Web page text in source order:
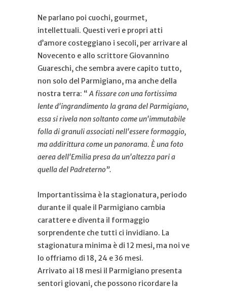
Ne parlano poi cuochi, gourmet,
intellettuali. Questi veri e propri atti
d’amore costeggiano i secoli, per arrivare al
Novecento e allo scrittore Giovannino
Guareschi, che sembra avere capito tutto,
non solo del Parmigiano, ma anche della
nostra terra: “ A fissare con una fortissima
lente d'ingrandimento la grana del Parmigiano,
essa si rivela non soltanto come un'immutabile
folla di granuli associati nell'essere formaggio,
ma addirittura come un panorama. È una foto
aerea dell'Emilia presa da un'altezza pari a
quella del Padreterno”.
Importantissima è la stagionatura, periodo
durante il quale il Parmigiano cambia
carattere e diventa il formaggio
sorprendente che tutti ci invidiano. La
stagionatura minima è di 12 mesi, ma noi ve
lo offriamo di 18, 24 e 36 mesi.
Arrivato ai 18 mesi il Parmigiano presenta
sentori giovani, che possono ricordare la